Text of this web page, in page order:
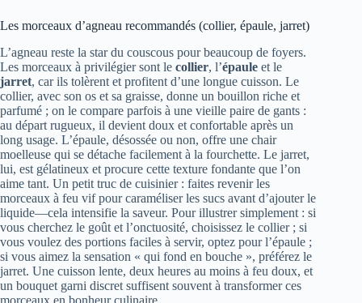
Les morceaux d’agneau recommandés (collier, épaule, jarret)
L’agneau reste la star du couscous pour beaucoup de foyers.
Les morceaux à privilégier sont le collier, l’épaule et le
jarret, car ils tolèrent et profitent d’une longue cuisson. Le
collier, avec son os et sa graisse, donne un bouillon riche et
parfumé ; on le compare parfois à une vieille paire de gants :
au départ rugueux, il devient doux et confortable après un
long usage. L’épaule, désossée ou non, offre une chair
moelleuse qui se détache facilement à la fourchette. Le jarret,
lui, est gélatineux et procure cette texture fondante que l’on
aime tant. Un petit truc de cuisinier : faites revenir les
morceaux à feu vif pour caraméliser les sucs avant d’ajouter le
liquide—cela intensifie la saveur. Pour illustrer simplement : si
vous cherchez le goût et l’onctuosité, choisissez le collier ; si
vous voulez des portions faciles à servir, optez pour l’épaule ;
si vous aimez la sensation « qui fond en bouche », préférez le
jarret. Une cuisson lente, deux heures au moins à feu doux, et
un bouquet garni discret suffisent souvent à transformer ces
morceaux en bonheur culinaire.